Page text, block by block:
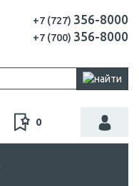
+7 (727) 356-8000
+7 (700) 356-8000
0